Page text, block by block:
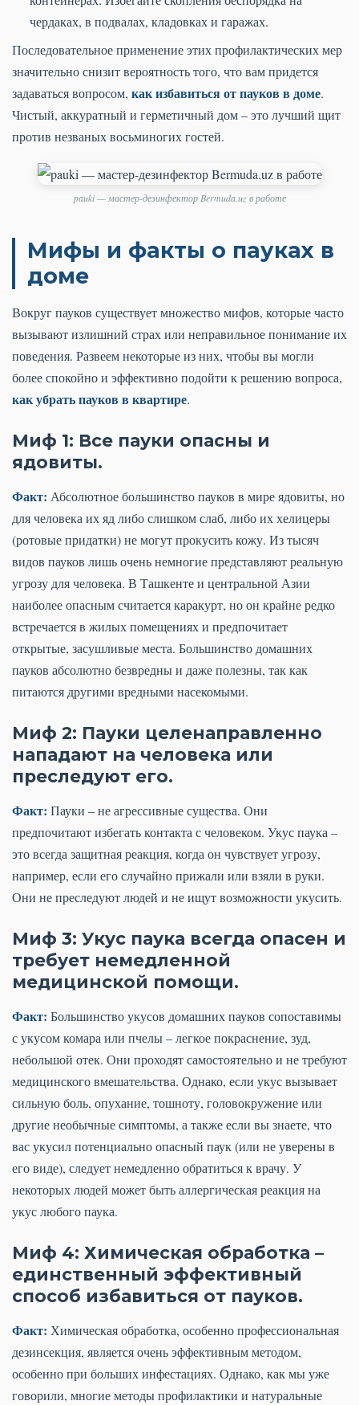
чердаках, в подвалах, кладовках и гаражах.
Последовательное применение этих профилактических мер
значительно снизит вероятность того, что вам придется
задаваться вопросом, как избавиться от пауков в доме.
Чистый, аккуратный и герметичный дом – это лучший щит
против незваных восьминогих гостей.
pauki — мастер-дезинфектор Bermuda.uz в работе
Мифы и факты о пауках в
доме
Вокруг пауков существует множество мифов, которые часто
вызывают излишний страх или неправильное понимание их
поведения. Развеем некоторые из них, чтобы вы могли
более спокойно и эффективно подойти к решению вопроса,
как убрать пауков в квартире.
Миф 1: Все пауки опасны и
ядовиты.
Факт: Абсолютное большинство пауков в мире ядовиты, но
для человека их яд либо слишком слаб, либо их хелицеры
(ротовые придатки) не могут прокусить кожу. Из тысяч
видов пауков лишь очень немногие представляют реальную
угрозу для человека. В Ташкенте и центральной Азии
наиболее опасным считается каракурт, но он крайне редко
встречается в жилых помещениях и предпочитает
открытые, засушливые места. Большинство домашних
пауков абсолютно безвредны и даже полезны, так как
питаются другими вредными насекомыми.
Миф 2: Пауки целенаправленно
нападают на человека или
преследуют его.
Факт: Пауки – не агрессивные существа. Они
предпочитают избегать контакта с человеком. Укус паука –
это всегда защитная реакция, когда он чувствует угрозу,
например, если его случайно прижали или взяли в руки.
Они не преследуют людей и не ищут возможности укусить.
Миф 3: Укус паука всегда опасен и
требует немедленной
медицинской помощи.
Факт: Большинство укусов домашних пауков сопоставимы
с укусом комара или пчелы – легкое покраснение, зуд,
небольшой отек. Они проходят самостоятельно и не требуют
медицинского вмешательства. Однако, если укус вызывает
сильную боль, опухание, тошноту, головокружение или
другие необычные симптомы, а также если вы знаете, что
вас укусил потенциально опасный паук (или не уверены в
его виде), следует немедленно обратиться к врачу. У
некоторых людей может быть аллергическая реакция на
укус любого паука.
Миф 4: Химическая обработка –
единственный эффективный
способ избавиться от пауков.
Факт: Химическая обработка, особенно профессиональная
дезинсекция, является очень эффективным методом,
особенно при больших инфестациях. Однако, как мы уже
говорили, многие методы профилактики и натуральные